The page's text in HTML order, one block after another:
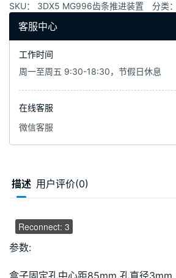
SKU： 3DX5 MG996齿条推进装置 分类：
客服中心
工作时间
周一至周五 9:30-18:30，节假日休息
在线客服
微信客服
描述 用户评价(0)
00:00 / 00:00
Reconnect: 4
参数: